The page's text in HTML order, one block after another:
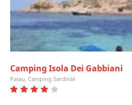
Camping Isola Dei Gabbiani
Palau, Camping Sardinië